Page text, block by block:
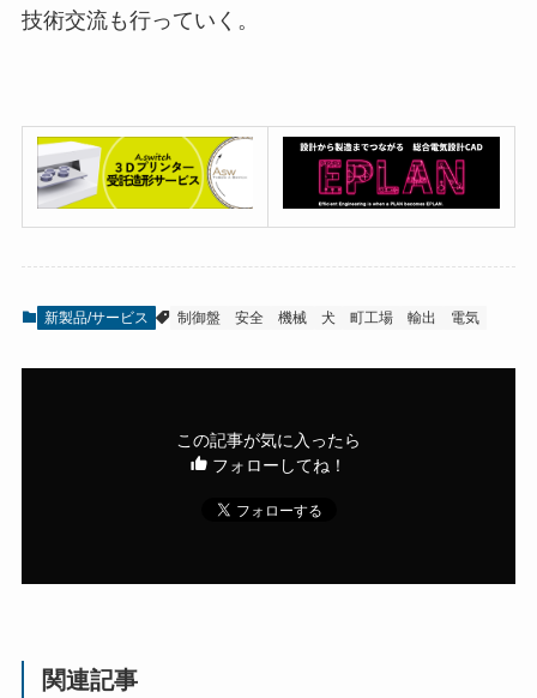
技術交流も行っていく。
新製品/サービス 制御盤 安全 機械 犬 町工場 輸出 電気
この記事が気に入ったら
フォローしてね！
関連記事